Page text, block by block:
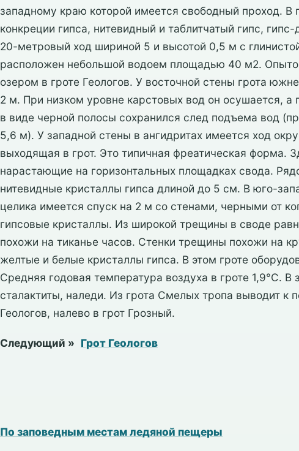
западному краю которой имеется свободный проход. В
конкреции гипса, нитевидный и таблитчатый гипс,
20-метровый ход шириной 5 и высотой 0,5 м с
расположен небольшой водоем площадью 40 м2.
озером в гроте Геологов. У восточной стены грота
2 м. При низком уровне карстовых вод он осушается,
в виде черной полосы сохранился след подъема вод
5,6 м). У западной стены в ангидритах имеется ход
выходящая в грот. Это типичная фреатическая форма.
нарастающие на горизонтальных площадках свода.
нитевидные кристаллы гипса длиной до 5 см. В юго-
целика имеется спуск на 2 м со стенами, черными от
гипсовые кристаллы. Из широкой трещины в своде
похожи на тиканье часов. Стенки трещины похожи на
желтые и белые кристаллы гипса. В этом гроте
Средняя годовая температура воздуха в гроте 1,9°С.
сталактиты, наледи. Из грота Смелых тропа выводит к
Геологов, налево в грот Грозный.
Следующий » Грот Геологов
По заповедным местам ледяной пещеры